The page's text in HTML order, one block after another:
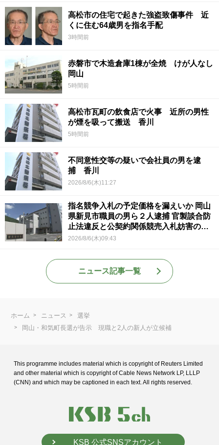
高松市の住宅で起きた強盗致傷事件 近
くに住む64歳男を指名手配
3時間前
赤磐市で木造倉庫1棟が全焼 けが人なし
岡山
5時間前
高松市瓦町の飲食店で火事 近所の男性
が煙を吸って搬送 香川
5時間前
不同意性交等の疑いで会社員の男を逮
捕 香川
2026/8/6(木)11:27
指名競争入札の予定価格を漏えいか 岡山
県新見市職員の男ら２人逮捕 官製談合防
止法違反と公契約関係競売入札妨害の疑
い
2026/8/6(木)09:43
ニュース記事一覧
ホーム ニュース
選挙
岡山・和気町長選が告示 現職と2人の新人が立候補
This programme includes material which is copyright of Reuters Limited
and other material which is copyright of Cable News Network LP, LLLP
(CNN) and which may be captioned in each text. All rights reserved.
KSB 公式SNSアカウント